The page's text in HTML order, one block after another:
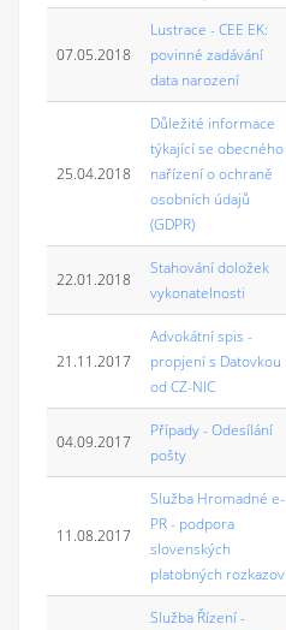
07.05.2018
Lustrace - CEE EK:
povinné zadávání
data narození
25.04.2018
Důležité informace
týkající se obecného
nařízení o ochraně
osobních údajů
(GDPR)
22.01.2018
Stahování doložek
vykonatelnosti
21.11.2017
Advokátní spis -
propjení s Datovkou
od CZ-NIC
04.09.2017
Případy - Odesílání
pošty
11.08.2017
Služba Hromadné e-
PR - podpora
slovenských
platobných rozkazov
Služba Řízení -